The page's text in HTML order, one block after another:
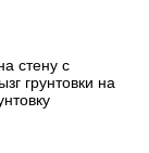
стену с
грунтовки на